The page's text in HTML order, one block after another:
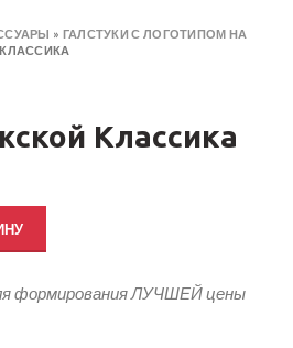
» ГАЛСТУКИ С ЛОГОТИПОМ НА
Классика
формирования ЛУЧШЕЙ цены